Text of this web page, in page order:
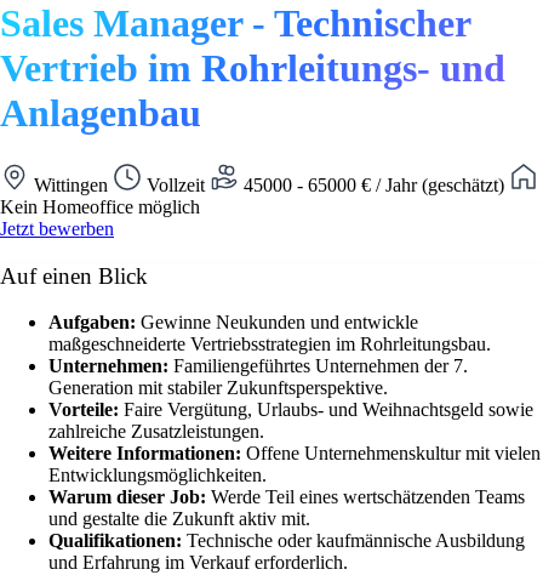
Sales Manager - Technischer
Vertrieb im Rohrleitungs- und
Anlagenbau
Wittingen Vollzeit
45000 - 65000 € / Jahr (geschätzt)
Kein Homeoffice möglich
Jetzt bewerben
Auf einen Blick
Aufgaben: Gewinne Neukunden und entwickle
maßgeschneiderte Vertriebsstrategien im Rohrleitungsbau.
Unternehmen: Familiengeführtes Unternehmen der 7.
Generation mit stabiler Zukunftsperspektive.
Vorteile: Faire Vergütung, Urlaubs- und Weihnachtsgeld sowie
zahlreiche Zusatzleistungen.
Weitere Informationen: Offene Unternehmenskultur mit vielen
Entwicklungsmöglichkeiten.
Warum dieser Job: Werde Teil eines wertschätzenden Teams
und gestalte die Zukunft aktiv mit.
Qualifikationen: Technische oder kaufmännische Ausbildung
und Erfahrung im Verkauf erforderlich.